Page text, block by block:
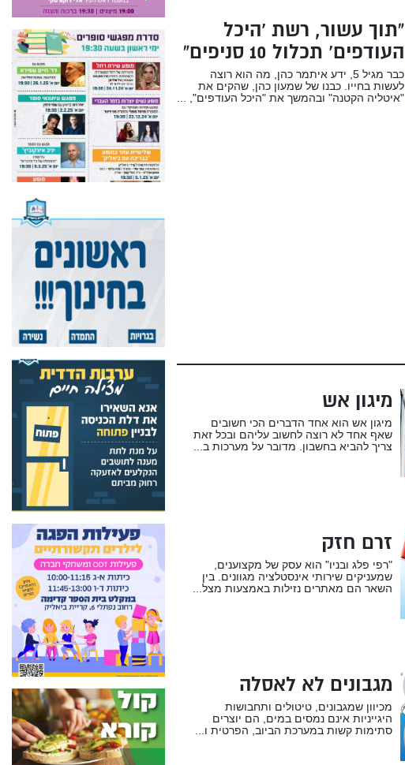
“תוך עשור, רשת ‘היכל
העודפים’ תכלול 10 סניפים”
כבר מגיל 5, ידע איתמר כהן, מה הוא רוצה
לעשות בחייו. כבנו של שמעון כהן, שהקים את
"איטליה הקטנה" ובהמשך את "היכל העודפים", ...
מיגון אש
מיגון אש הוא אחד הדברים הכי חשובים
שאף אחד לא רוצה לחשוב עליהם ובכל זאת
צריך להביא בחשבון. מדובר על מערכות ב...
זרם חזק
"רפי פלג ובניו" הוא עסק של מקצוענים,
שמעניקים שירותי אינסטלציה מגוונים. בין
השאר הם מאתרים נזילות באמצעות מצל...
מגבונים לא לאסלה
מכיוון שמגבונים, טיטולים ותחבושות
היגייניות אינם נמסים במים, הם יוצרים
סתימות קשות במערכת הביוב, הפרטית ו...